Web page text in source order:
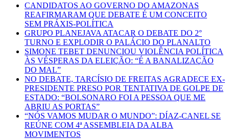
CANDIDATOS AO GOVERNO DO AMAZONAS
REAFIRMARAM QUE DEBATE É UM CONCEITO
SEM PRÁXIS-POLÍTICA
GRUPO PLANEJAVA ATACAR O DEBATE DO 2°
TURNO E EXPLODIR O PALÁCIO DO PLANALTO
SIMONE TEBET DENUNCIOU VIOLÊNCIA POLÍTICA
ÀS VÉSPERAS DA ELEIÇÃO: “É A BANALIZAÇÃO
DO MAL”
NO DEBATE, TARCÍSIO DE FREITAS AGRADECE EX-
PRESIDENTE PRESO POR TENTATIVA DE GOLPE DE
ESTADO: “BOLSONARO FOI A PESSOA QUE ME
ABRIU AS PORTAS”
“NÓS VAMOS MUDAR O MUNDO”: DÍAZ-CANEL SE
REÚNE COM 4ª ASSEMBLEIA DA ALBA
MOVIMENTOS